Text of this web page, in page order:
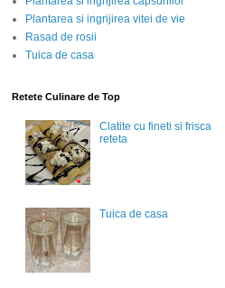
Plantarea si ingrijirea vitei de vie
Rasad de rosii
Tuica de casa
Retete Culinare de Top
Clatite cu fineti si frisca
reteta
Tuica de casa